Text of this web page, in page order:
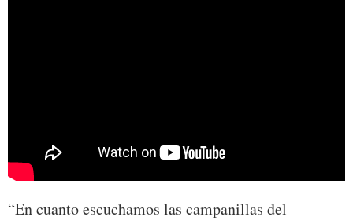
“En cuanto escuchamos las campanillas del